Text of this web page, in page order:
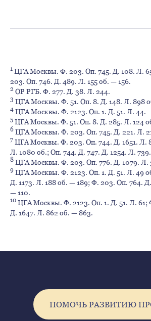
1 ЦГА Москвы. Ф. 203. Оп. 745. Д. 108. Л.
203. Оп. 746. Д. 489. Л. 155 об. — 156.
2 ОР РГБ. Ф. 277. Д. 38. Л. 244.
3 ЦГА Москвы. Ф. 51. Оп. 8. Д. 148. Л. 898
4 ЦГА Москвы. Ф. 2123. Оп. 1. Д. 51. Л. 44.
5 ЦГА Москвы. Ф. 51. Оп. 8. Д. 285. Л. 124
6 ЦГА Москвы. Ф. 203. Оп. 745. Д. 221. Л.
7 ЦГА Москвы. Ф. 203. Оп. 744. Д. 1651. Л.
Л. 1080 об.; Оп. 744. Д. 747. Д. 1254. Л. 739.
8 ЦГА Москвы. Ф. 203. Оп. 776. Д. 1079. Л.
9 ЦГА Москвы. Ф. 2123. Оп. 1. Д. 51. Л. 49
Д. 1173. Л. 188 об. — 189; Ф. 203. Оп. 764.
— 110.
10 ЦГА Москвы. Ф. 2123. Оп. 1. Д. 51. Л. 61;
Д. 1647. Л. 862 об. — 863.
ПОМОЧЬ РАЗВИТИЮ